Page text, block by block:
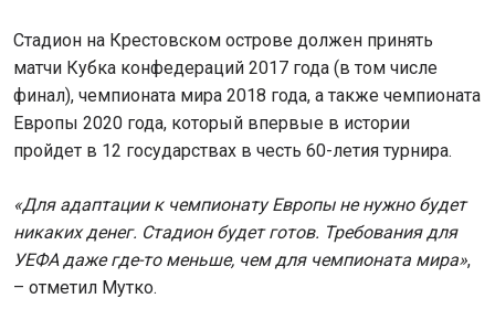
Стадион на Крестовском острове должен принять
матчи Кубка конфедераций 2017 года (в том числе
финал), чемпионата мира 2018 года, а также чемпионата
Европы 2020 года, который впервые в истории
пройдет в 12 государствах в честь 60-летия турнира.
«Для адаптации к чемпионату Европы не нужно будет
никаких денег. Стадион будет готов. Требования для
УЕФА даже где-то меньше, чем для чемпионата мира»,
– отметил Мутко.